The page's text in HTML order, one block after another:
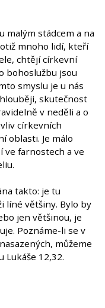
malým stádcem a na
mnoho lidí, kteří
chtějí církevní
bohoslužbu jsou
smyslu je u nás
skutečnost
v neděli a o
církevních
oblasti. Je málo
ve farnostech a ve
takto: je tu
líné většiny. Bylo by
jen většinou, je
Poznáme-li se v
můžeme
Lukáše 12,32.